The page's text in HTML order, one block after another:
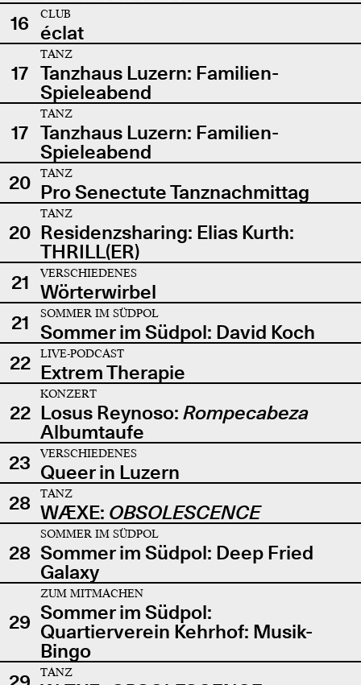
16
CLUB
éclat
17
TANZ
Tanzhaus Luzern: Familien-
Spieleabend
17
TANZ
Tanzhaus Luzern: Familien-
Spieleabend
20
TANZ
Pro Senectute Tanznachmittag
20
TANZ
Residenzsharing: Elias Kurth:
THRILL(ER)
21
VERSCHIEDENES
Wörterwirbel
21
SOMMER IM SÜDPOL
Sommer im Südpol: David Koch
22
LIVE-PODCAST
Extrem Therapie
22
KONZERT
Losus Reynoso: Rompecabeza
Albumtaufe
23
VERSCHIEDENES
Queer in Luzern
28
TANZ
WÆXE: OBSOLESCENCE
28
SOMMER IM SÜDPOL
Sommer im Südpol: Deep Fried
Galaxy
29
ZUM MITMACHEN
Sommer im Südpol:
Quartierverein Kehrhof: Musik-
Bingo
TANZ